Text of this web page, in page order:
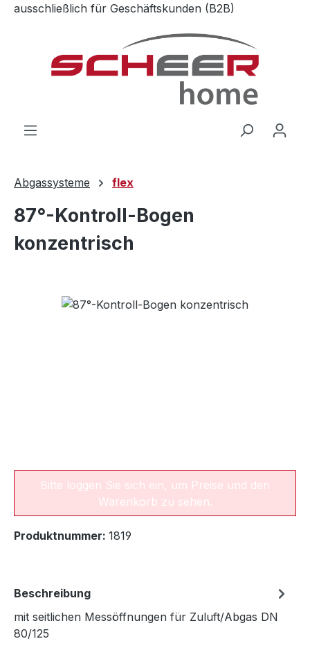
Zum Hauptinhalt springen
ausschließlich für Geschäftskunden (B2B)
Abgassysteme flex
87°-Kontroll-Bogen
konzentrisch
Bildergalerie überspringen
Bitte loggen Sie sich ein, um Preise und den
Warenkorb zu sehen.
Produktnummer: 1819
Beschreibung
mit seitlichen Messöffnungen für Zuluft/Abgas DN
80/125